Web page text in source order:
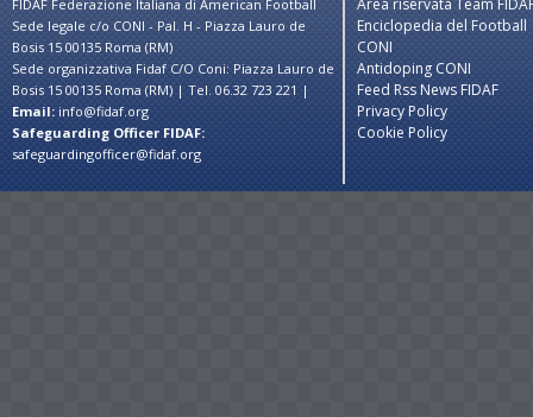
FIDAF Federazione Italiana di American Football
Sede legale c/o CONI - Pal. H - Piazza Lauro de
Bosis 15 00135 Roma (RM)
Sede organizzativa Fidaf C/O Coni: Piazza Lauro de
Bosis 15 00135 Roma (RM) | Tel. 06.32 723 221 |
Email: info@fidaf.org
Safeguarding Officer FIDAF:
safeguardingofficer@fidaf.org
Area riservata Team
Enciclopedia del Football
CONI
Antidoping CONI
Feed Rss News FIDAF
Privacy Policy
Cookie Policy